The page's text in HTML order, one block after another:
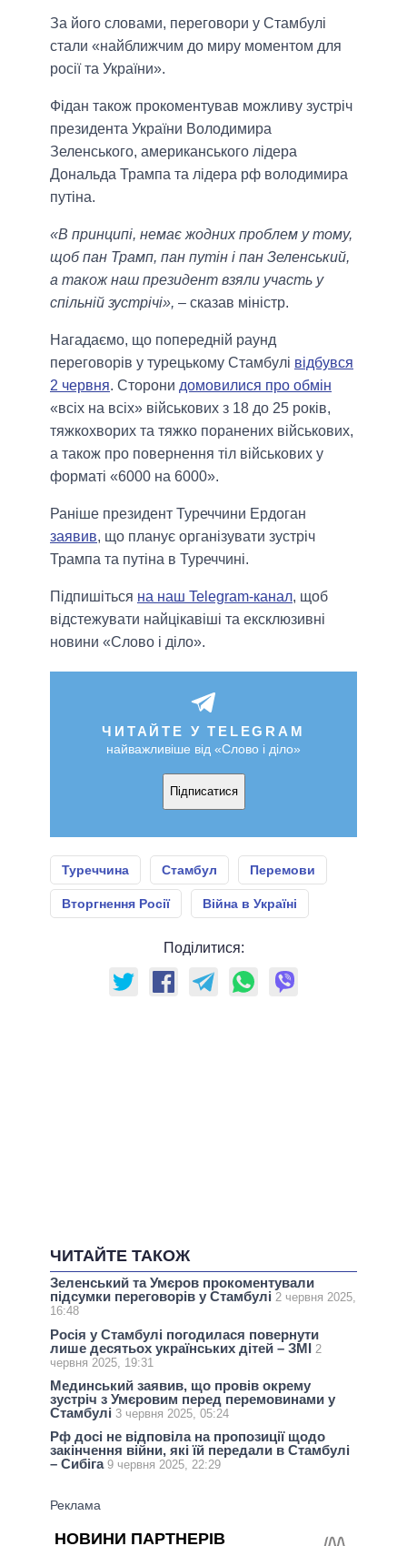
За його словами, переговори у Стамбулі
стали «найближчим до миру моментом для
росії та України».
Фідан також прокоментував можливу зустріч
президента України Володимира
Зеленського, американського лідера
Дональда Трампа та лідера рф володимира
путіна.
«В принципі, немає жодних проблем у тому,
щоб пан Трамп, пан путін і пан Зеленський,
а також наш президент взяли участь у
спільній зустрічі», – сказав міністр.
Нагадаємо, що попередній раунд
переговорів у турецькому Стамбулі відбувся
2 червня. Сторони домовилися про обмін
«всіх на всіх» військових з 18 до 25 років,
тяжкохворих та тяжко поранених військових,
а також про повернення тіл військових у
форматі «6000 на 6000».
Раніше президент Туреччини Ердоган
заявив, що планує організувати зустріч
Трампа та путіна в Туреччині.
Підпишіться на наш Telegram-канал, щоб
відстежувати найцікавіші та ексклюзивні
новини «Слово і діло».
ЧИТАЙТЕ У TELEGRAM
найважливіше від «Слово і діло»
Підписатися
Туреччина Стамбул Перемови
Вторгнення Росії Війна в Україні
Поділитися:
ЧИТАЙТЕ ТАКОЖ
Зеленський та Умєров прокоментували
підсумки переговорів у Стамбулі 2 червня 2025,
16:48
Росія у Стамбулі погодилася повернути
лише десятьох українських дітей – ЗМІ 2
червня 2025, 19:31
Мединський заявив, що провів окрему
зустріч з Умєровим перед перемовинами у
Стамбулі 3 червня 2025, 05:24
Рф досі не відповіла на пропозиції щодо
закінчення війни, які їй передали в Стамбулі
– Сибіга 9 червня 2025, 22:29